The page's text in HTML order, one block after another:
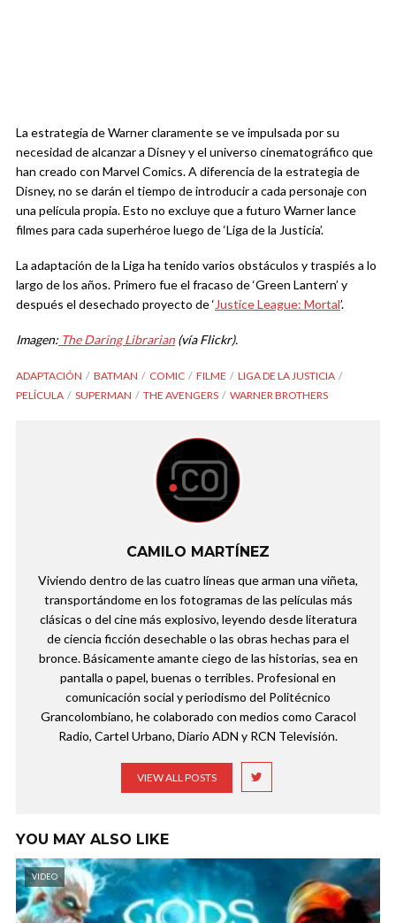
La estrategia de Warner claramente se ve impulsada por su
necesidad de alcanzar a Disney y el universo cinematográfico que
han creado con Marvel Comics. A diferencia de la estrategia de
Disney, no se darán el tiempo de introducir a cada personaje con
una película propia. Esto no excluye que a futuro Warner lance
filmes para cada superhéroe luego de ‘Liga de la Justicia’.
La adaptación de la Liga ha tenido varios obstáculos y traspiés a lo
largo de los años. Primero fue el fracaso de ‘Green Lantern’ y
después el desechado proyecto de ‘ Justice League: Mortal’.
Imagen: The Daring Librarian(vía Flickr).
ADAPTACIÓN BATMAN COMIC FILME
LIGA DE LA JUSTICIA
PELÍCULA
SUPERMAN THE AVENGERS WARNER BROTHERS
CAMILO MARTÍNEZ
Viviendo dentro de las cuatro líneas que arman una viñeta,
transportándome en los fotogramas de las películas más
clásicas o del cine más explosivo, leyendo desde literatura
de ciencia ficción desechable o las obras hechas para el
bronce. Básicamente amante ciego de las historias, sea en
pantalla o papel, buenas o terribles. Profesional en
comunicación social y periodismo del Politécnico
Grancolombiano, he colaborado con medios como Caracol
Radio, Cartel Urbano, Diario ADN y RCN Televisión.
VIEW ALL POSTS
YOU MAY ALSO LIKE
VIDEO